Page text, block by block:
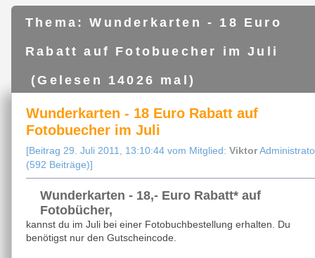
Thema: Wunderkarten - 18 Euro
Rabatt auf Fotobuecher im Juli
(Gelesen 14026 mal)
Wunderkarten - 18 Euro Rabatt auf
Fotobuecher im Juli
[Beitrag 29. Juli 2011, 13:10:44 vom Mitglied: Viktor
(592 Beiträge)]
Wunderkarten - 18,- Euro Rabatt* auf
Fotobücher,
kannst du im Juli bei einer Fotobuchbestellung erhalten. Du
benötigst nur den Gutscheincode.